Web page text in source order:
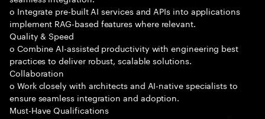
o Integrate pre-built AI services and APIs into applications
implement RAG-based features where relevant.
Quality & Speed
o Combine AI-assisted productivity with engineering best
practices to deliver robust, scalable solutions.
Collaboration
o Work closely with architects and AI-native specialists to
ensure seamless integration and adoption.
Must-Have Qualifications